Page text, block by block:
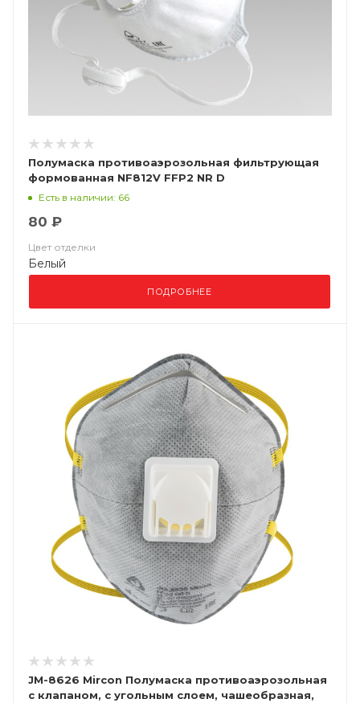
Полумаска противоаэрозольная фильтрующая
формованная NF812V FFP2 NR D
Есть в наличии: 66
80 ₽
Цвет отделки
Белый
ПОДРОБНЕЕ
JM-8626 Mircon Полумаска противоаэрозольная
с клапаном, с угольным слоем, чашеобразная,